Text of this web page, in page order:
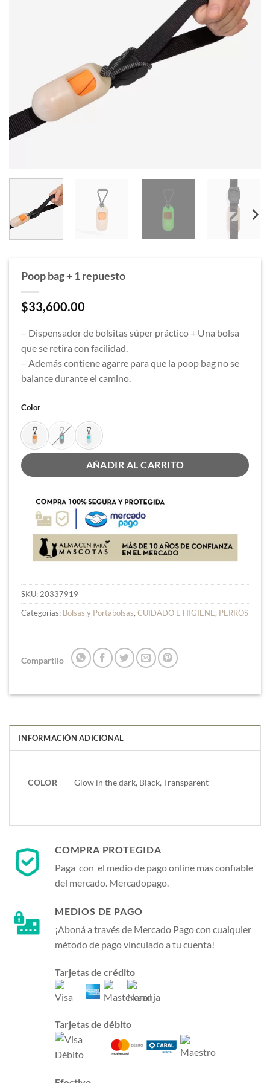
Poop bag + 1 repuesto
$33,600.00
– Dispensador de bolsitas súper práctico + Una bolsa
que se retira con facilidad.
– Además contiene agarre para que la poop bag no se
balance durante el camino.
Color
AÑADIR AL CARRITO
SKU: 20337919
Categorías: Bolsas y Portabolsas, CUIDADO E HIGIENE, PERROS
Compartilo
INFORMACIÓN ADICIONAL
COLOR Glow in the dark, Black, Transparent
COMPRA PROTEGIDA
Paga con el medio de pago online mas confiable
del mercado. Mercadopago.
MEDIOS DE PAGO
¡Aboná a través de Mercado Pago con cualquier
método de pago vinculado a tu cuenta!
Tarjetas de crédito
Tarjetas de débito